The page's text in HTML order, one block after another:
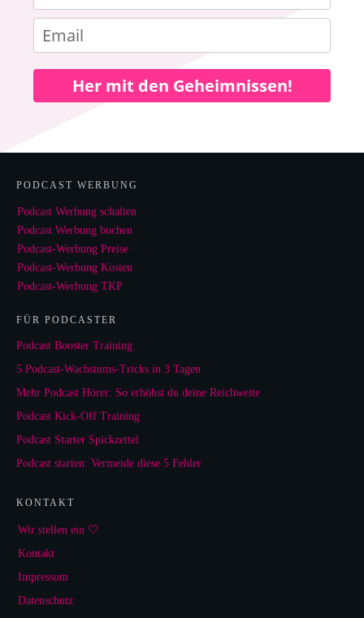
Her mit den Geheimnissen!
PODCAST WERBUNG
Podcast Werbung schalten
Podcast Werbung buchen
Podcast-Werbung Preise
Podcast-Werbung Kosten
Podcast-Werbung TKP
FÜR PODCASTER
Podcast Booster Training
5 Podcast-Wachstums-Tricks in 3 Tagen
Mehr Podcast Hörer: So erhöhst du deine Reichweite
Podcast Kick-Off Training
Podcast Starter Spickzettel
Podcast starten: Vermeide diese 5 Fehler
KONTAKT
Wir stellen ein 🤍
Kontakt
Impressum
Datenschutz